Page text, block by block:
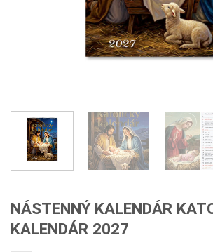
NÁSTENNÝ KALENDÁR
KALENDÁR 2027